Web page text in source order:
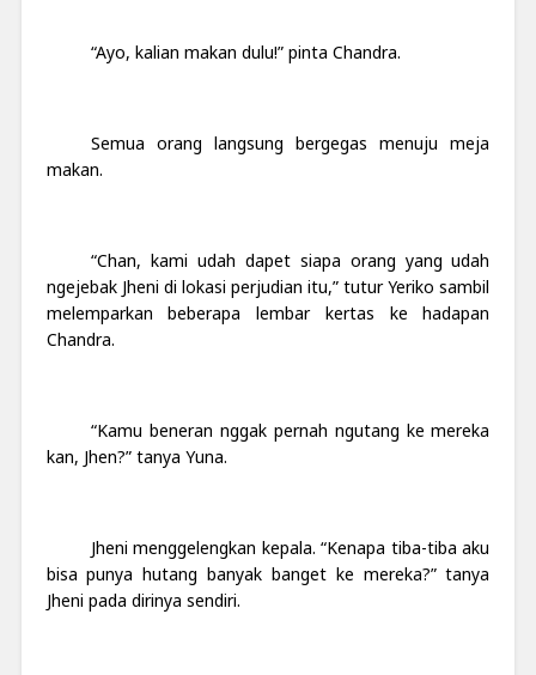
“Ayo, kalian makan dulu!” pinta Chandra.
Semua orang langsung bergegas menuju meja
makan.
“Chan, kami udah dapet siapa orang yang udah
ngejebak Jheni di lokasi perjudian itu,” tutur Yeriko sambil
melemparkan beberapa lembar kertas ke hadapan
Chandra.
“Kamu beneran nggak pernah ngutang ke mereka
kan, Jhen?” tanya Yuna.
Jheni menggelengkan kepala. “Kenapa tiba-tiba aku
bisa punya hutang banyak banget ke mereka?” tanya
Jheni pada dirinya sendiri.